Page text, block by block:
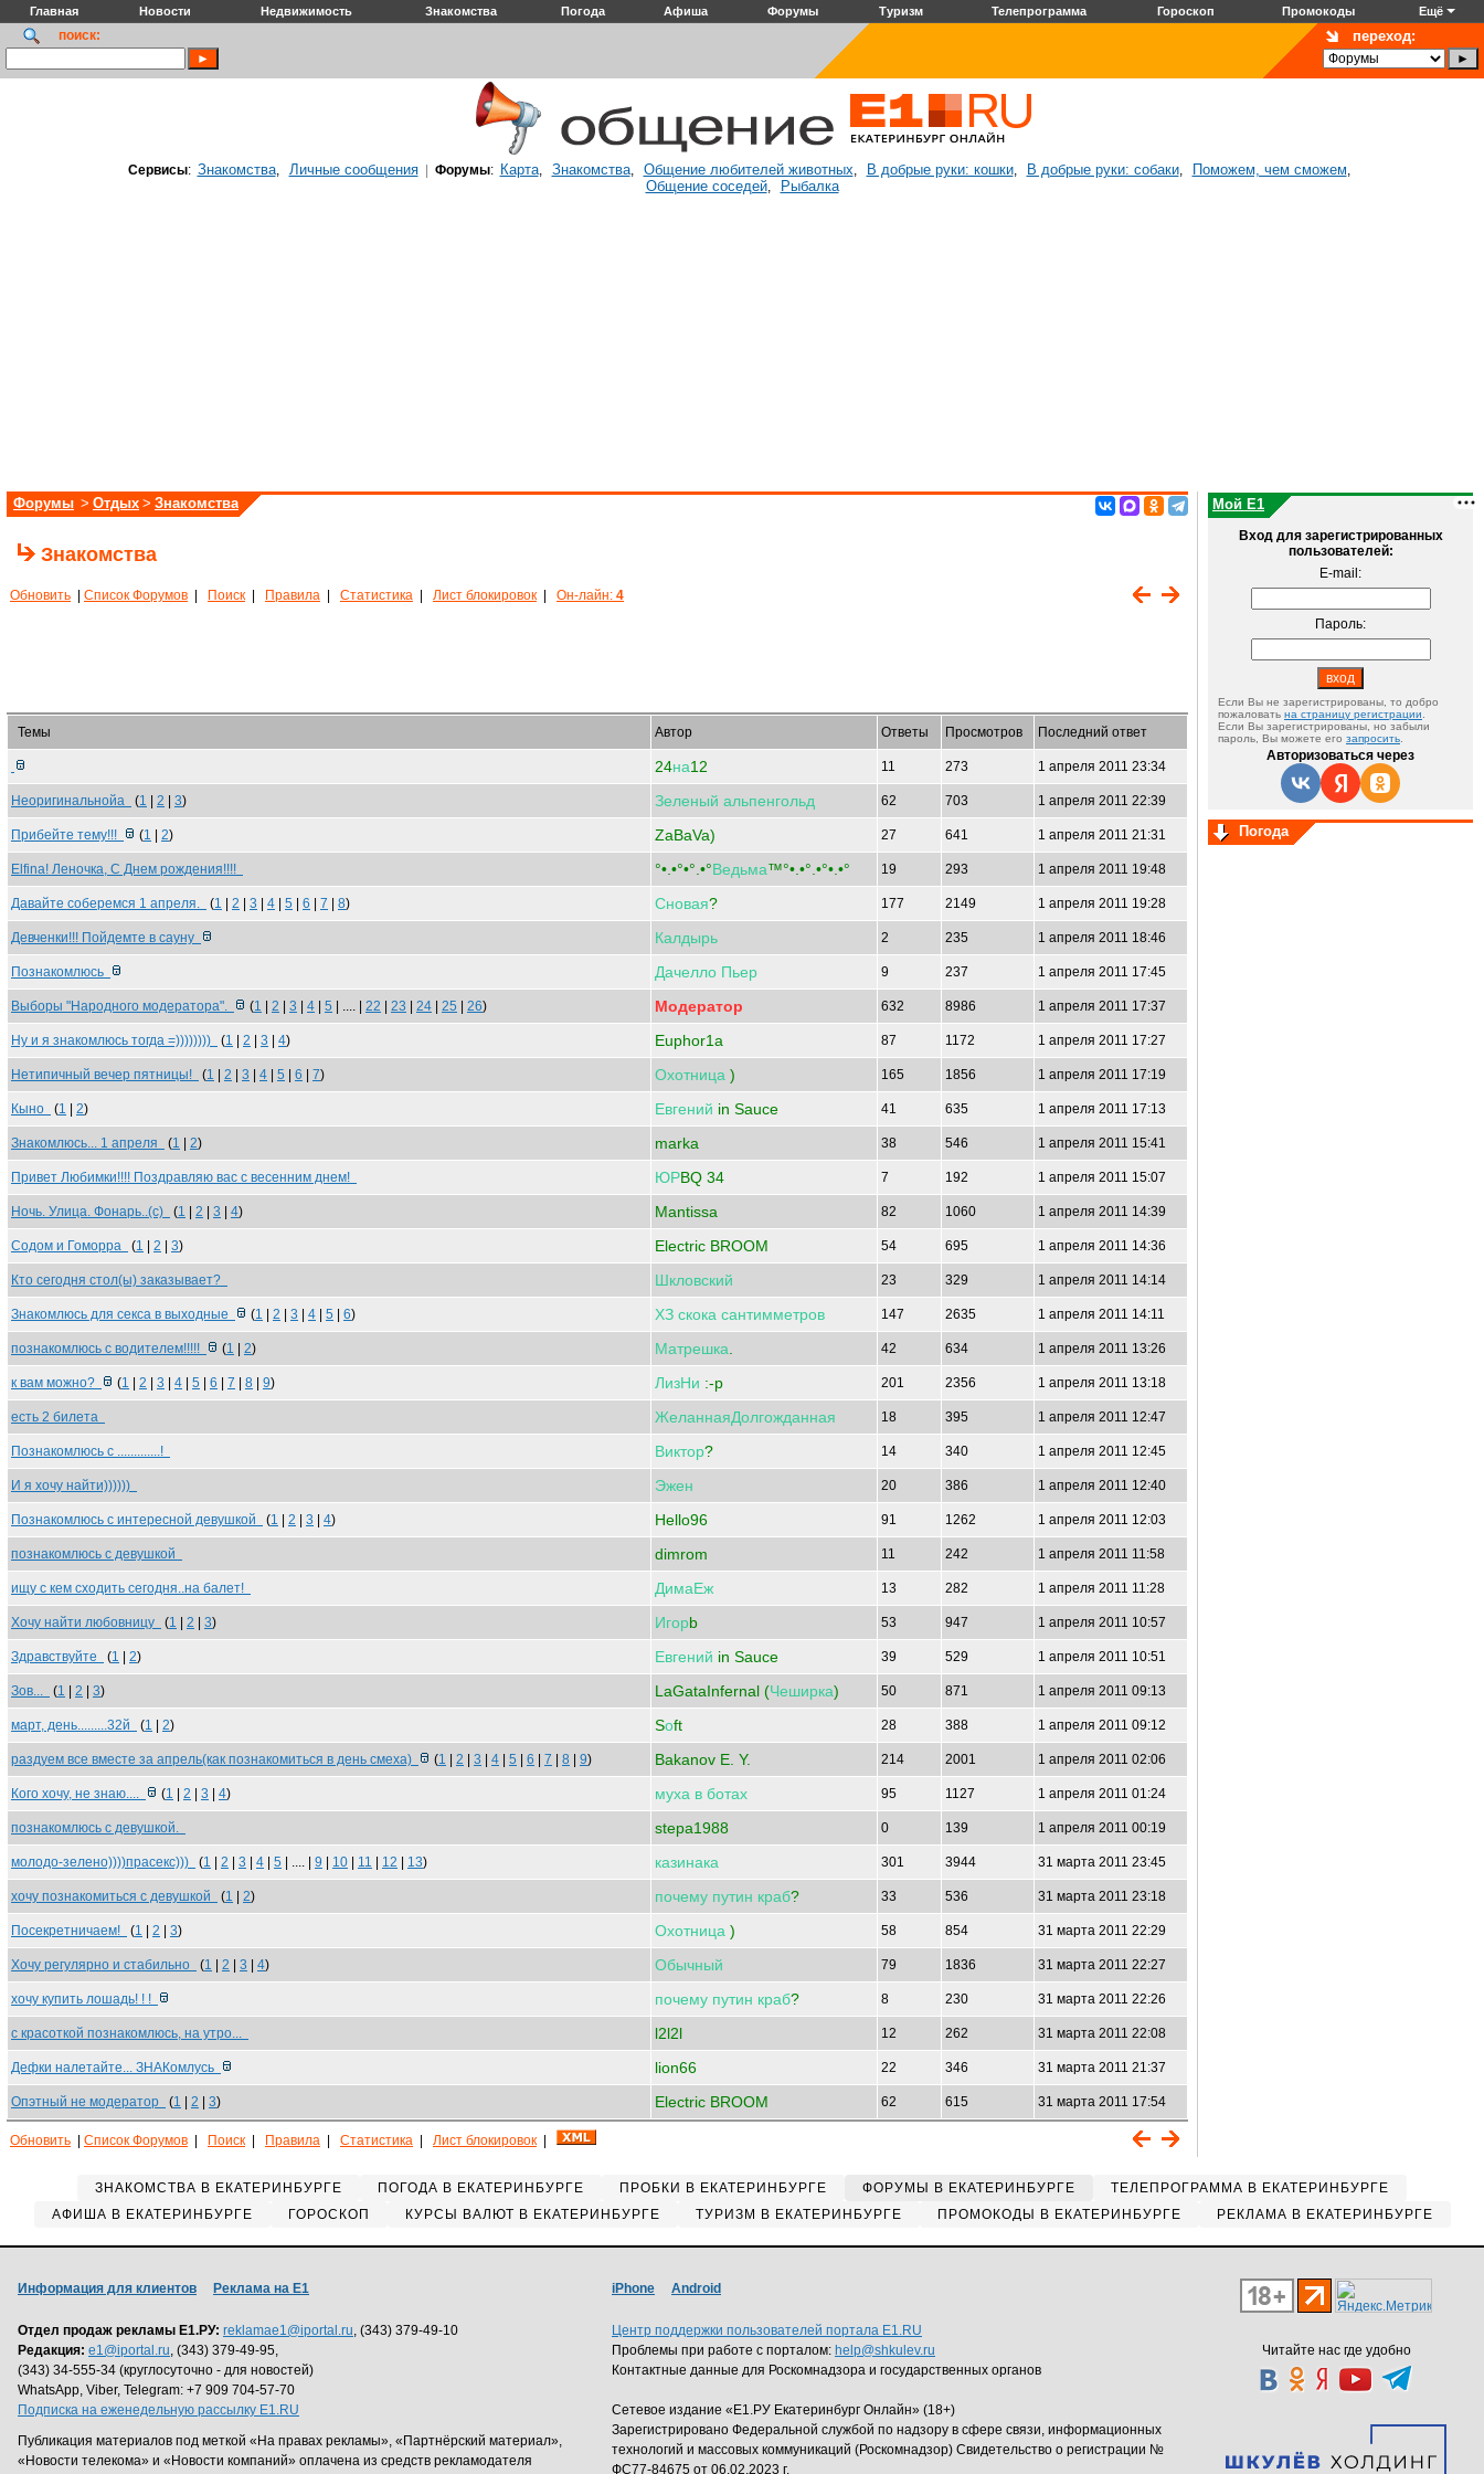
Главная Новости Недвижимость Знакомства Погода Афиша Форумы Туризм Телепрограмма Гороскоп Промокоды Ещё
поиск: переход:
Сервисы: Знакомства, Личные сообщения| Форумы: Карта, Знакомства, Общение любителей животных, В добрые руки: кошки, В добрые руки: собаки, Поможем, чем сможем,
Общение соседей, Рыбалка
Форумы > Отдых > Знакомства
Знакомства
Обновить Список Форумов Поиск Правила Статистика Лист блокировок Он-лайн: 4
Темы Автор Ответы Просмотров Последний ответ
24на12 11 273 1 апреля 2011 23:34
Неоригинальнойа (1 2 3) Зеленый альпенгольд 62 703 1 апреля 2011 22:39
Прибейте тему!!! (1 2) ZaBaVa) 27 641 1 апреля 2011 21:31
Elfina! Леночка, С Днем рождения!!!! °•.•°•°.•°Ведьма™°•.•°.•°•.•° 19 293 1 апреля 2011 19:48
Давайте соберемся 1 апреля. (1 2 3 4 5 6 7 8) Сновая? 177 2149 1 апреля 2011 19:28
Девченки!!! Пойдемте в сауну Калдырь 2 235 1 апреля 2011 18:46
Познакомлюсь Дачелло Пьер 9 237 1 апреля 2011 17:45
Выборы "Народного модератора". (1 2 3 4 5 | .... | 22 23 24 25 26) Модератор 632 8986 1 апреля 2011 17:37
Ну и я знакомлюсь тогда =)))))))) (1 2 3 4) Euphor1a 87 1172 1 апреля 2011 17:27
Нетипичный вечер пятницы! (1 2 3 4 5 6 7) Охотница ) 165 1856 1 апреля 2011 17:19
Кыно (1 2) Евгений in Sauce 41 635 1 апреля 2011 17:13
Знакомлюсь... 1 апреля (1 2) marka 38 546 1 апреля 2011 15:41
Привет Любимки!!!! Поздравляю вас с весенним днем! ЮРBQ 34 7 192 1 апреля 2011 15:07
Ночь. Улица. Фонарь..(с) (1 2 3 4) Mantissa 82 1060 1 апреля 2011 14:39
Содом и Гоморра (1 2 3) Electric BROOM 54 695 1 апреля 2011 14:36
Кто сегодня стол(ы) заказывает? Шкловский 23 329 1 апреля 2011 14:14
Знакомлюсь для секса в выходные (1 2 3 4 5 6) ХЗ скока сантимметров 147 2635 1 апреля 2011 14:11
познакомлюсь с водителем!!!!! (1 2) Матрешка 42 634 1 апреля 2011 13:26
к вам можно? (1 2 3 4 5 6 7 8 9) ЛизНи :-p 201 2356 1 апреля 2011 13:18
есть 2 билета ЖеланнаяДолгожданная 18 395 1 апреля 2011 12:47
Познакомлюсь с .............! Виктор? 14 340 1 апреля 2011 12:45
И я хочу найти)))))) Эжен 20 386 1 апреля 2011 12:40
Познакомлюсь с интересной девушкой (1 2 3 4) Hello96 91 1262 1 апреля 2011 12:03
познакомлюсь с девушкой dimrom 11 242 1 апреля 2011 11:58
ищу с кем сходить сегодня..на балет! ДимаЕж 13 282 1 апреля 2011 11:28
Хочу найти любовницу (1 2 3) Игорb 53 947 1 апреля 2011 10:57
Здравствуйте (1 2) Евгений in Sauce 39 529 1 апреля 2011 10:51
Зов... (1 2 3) LaGataInfernal (Чеширка) 50 871 1 апреля 2011 09:13
март, день.........32й (1 2) Sоft 28 388 1 апреля 2011 09:12
раздуем все вместе за апрель(как познакомиться в день смеха) (1 2 3 4 5 6 7 8 9) Bakanov E. Y. 214 2001 1 апреля 2011 02:06
Кого хочу, не знаю.... (1 2 3 4) муха в ботах 95 1127 1 апреля 2011 01:24
познакомлюсь с девушкой. stepa1988 0 139 1 апреля 2011 00:19
молодо-зелено))))прасекс))) (1 2 3 4 5 | .... | 9 10 11 12 13) казинака 301 3944 31 марта 2011 23:45
хочу познакомиться с девушкой (1 2) почему путин краб? 33 536 31 марта 2011 23:18
Посекретничаем! (1 2 3) Охотница ) 58 854 31 марта 2011 22:29
Хочу регулярно и стабильно (1 2 3 4) Обычный 79 1836 31 марта 2011 22:27
хочу купить лошадь! ! ! почему путин краб? 8 230 31 марта 2011 22:26
с красоткой познакомлюсь, на утро... l2l2l 12 262 31 марта 2011 22:08
Дефки налетайте... ЗНАКомлусь lion66 22 346 31 марта 2011 21:37
Опэтный не модератор (1 2 3) Electric BROOM 62 615 31 марта 2011 17:54
Обновить Список Форумов Поиск Правила Статистика Лист блокировок
Мой E1
Вход для зарегистрированных
пользователей:
E-mail:
Пароль:
Если Вы не зарегистрированы, то добро
пожаловать на страницу регистрации
Если Вы зарегистрированы, но забыли
пароль, Вы можете его запросить
Авторизоваться через
Погода
ЗНАКОМСТВА В ЕКАТЕРИНБУРГЕ ПОГОДА В ЕКАТЕРИНБУРГЕ ПРОБКИ В ЕКАТЕРИНБУРГЕ ФОРУМЫ В ЕКАТЕРИНБУРГЕ
ТЕЛЕПРОГРАММА В ЕКАТЕРИНБУРГЕ
АФИША В ЕКАТЕРИНБУРГЕ
ГОРОСКОП КУРСЫ ВАЛЮТ В ЕКАТЕРИНБУРГЕ ТУРИЗМ В ЕКАТЕРИНБУРГЕ ПРОМОКОДЫ В ЕКАТЕРИНБУРГЕ РЕКЛАМА В ЕКАТЕРИНБУРГЕ
Читайте нас где удобно
Информация для клиентов Реклама на Е1
Отдел продаж рекламы Е1.РУ: reklamae1@iportal.ru, (343) 379-49-10
Редакция: e1@iportal.ru, (343) 379-49-95,
(343) 34-555-34 (круглосуточно - для новостей)
WhatsApp, Viber, Telegram: +7 909 704-57-70
Подписка на еженедельную рассылку E1.RU
Публикация материалов под меткой «На правах рекламы», «Партнёрский материал»,
«Новости телекома» и «Новости компаний» оплачена из средств рекламодателя
iPhone Android
Центр поддержки пользователей портала E1.RU
Проблемы при работе с порталом: help@shkulev.ru
Контактные данные для Роскомнадзора и государственных органов
Сетевое издание «Е1.РУ Екатеринбург Онлайн» (18+)
Зарегистрировано Федеральной службой по надзору в сфере связи, информационных
технологий и массовых коммуникаций (Роскомнадзор) Свидетельство о регистрации №
ФС77-84675 от 06.02.2023 г.